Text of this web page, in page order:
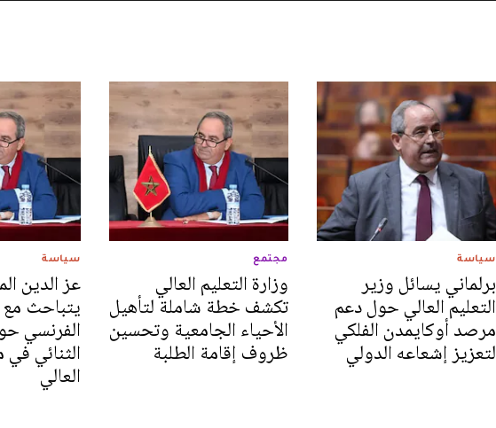
سياسة
برلماني يسائل وزير
التعليم العالي حول دعم
مرصد أوكايمدن الفلكي
لتعزيز إشعاعه الدولي
مجتمع
وزارة التعليم العالي
تكشف خطة شاملة لتأهيل
الأحياء الجامعية وتحسين
ظروف إقامة الطلبة
سياسة
عز الدين
يتباحث مع
الفرنسي
الثنائي في
العالي